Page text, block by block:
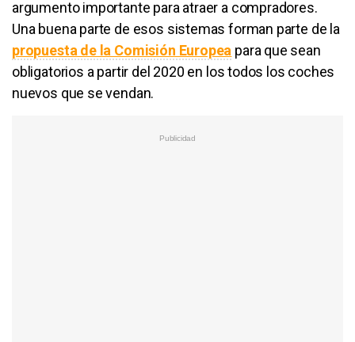
argumento importante para atraer a compradores.
Una buena parte de esos sistemas forman parte de la
propuesta de la Comisión Europea para que sean
obligatorios a partir del 2020 en los todos los coches
nuevos que se vendan.